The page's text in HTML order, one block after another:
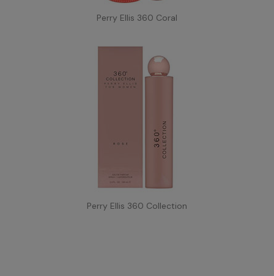
Perry Ellis 360 Coral
Perry Ellis 360 Collection